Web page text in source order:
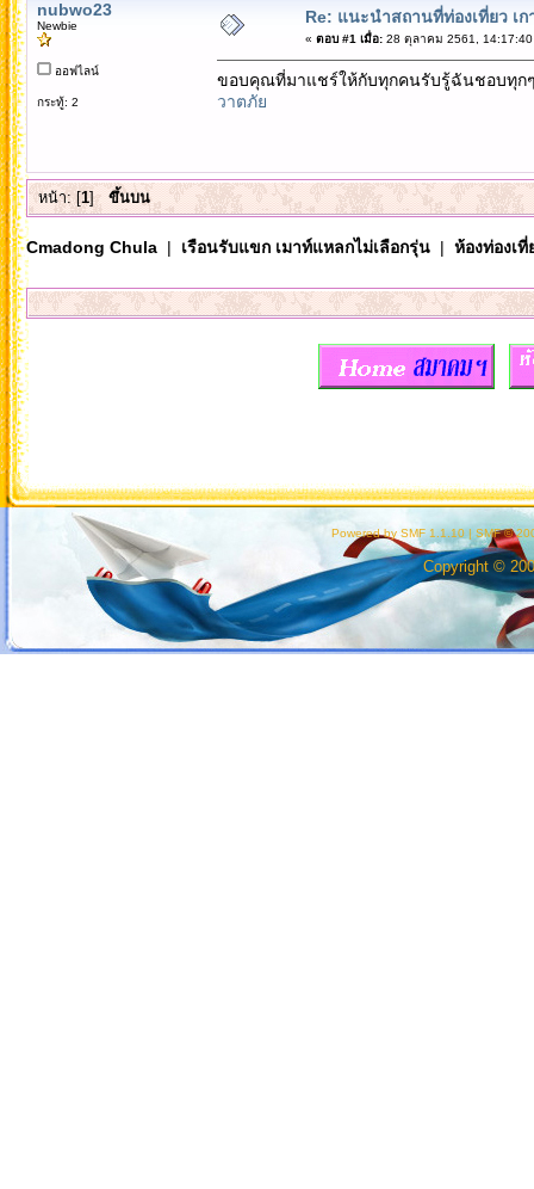
nubwo23
Newbie
ออฟไลน์
กระทู้: 2
Re: แนะนำสถานที่ท่องเที่ยว เก
« ตอบ #1 เมื่อ:28 ตุลาคม 2561, 14:17:40
ขอบคุณที่มาแชร์ให้กับทุกคนรับรู้ฉันชอบทุกๆ
วาตภัย
หน้า: [1] ขึ้นบน
Cmadong Chula| เรือนรับแขก เมาท์แหลกไม่เลือกรุ่น| ห้องท่องเ
Powered by SMF 1.1.10 | SMF ©
Copyright ©